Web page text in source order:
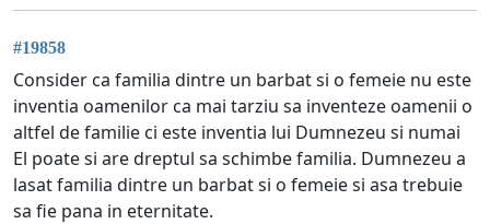
#19858
Consider ca familia dintre un barbat si o femeie nu este
inventia oamenilor ca mai tarziu sa inventeze oamenii o
altfel de familie ci este inventia lui Dumnezeu si numai
El poate si are dreptul sa schimbe familia. Dumnezeu a
lasat familia dintre un barbat si o femeie si asa trebuie
sa fie pana in eternitate.